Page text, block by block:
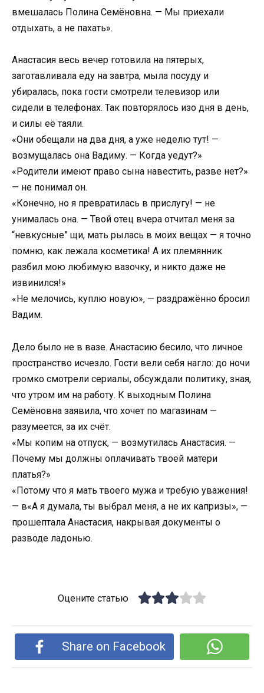
вмешалась Полина Семёновна. — Мы приехали
отдыхать, а не пахать».
Анастасия весь вечер готовила на пятерых,
заготавливала еду на завтра, мыла посуду и
убиралась, пока гости смотрели телевизор или
сидели в телефонах. Так повторялось изо дня в день,
и силы её таяли.
«Они обещали на два дня, а уже неделю тут! —
возмущалась она Вадиму. — Когда уедут?»
«Родители имеют право сына навестить, разве нет?»
— не понимал он.
«Конечно, но я превратилась в прислугу! — не
унималась она. — Твой отец вчера отчитал меня за
“невкусные” щи, мать рылась в моих вещах — я точно
помню, как лежала косметика! А их племянник
разбил мою любимую вазочку, и никто даже не
извинился!»
«Не мелочись, куплю новую», — раздражённо бросил
Вадим.
Дело было не в вазе. Анастасию бесило, что личное
пространство исчезло. Гости вели себя нагло: до ночи
громко смотрели сериалы, обсуждали политику, зная,
что утром им на работу. К выходным Полина
Семёновна заявила, что хочет по магазинам —
разумеется, за их счёт.
«Мы копим на отпуск, — возмутилась Анастасия. —
Почему мы должны оплачивать твоей матери
платья?»
«Потому что я мать твоего мужа и требую уважения!
— в«А я думала, ты выбрал меня, а не их капризы», —
прошептала Анастасия, накрывая документы о
разводе ладонью.
Оцените статью
Share on Facebook